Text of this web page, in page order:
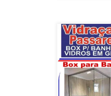
Vidraçaria
Janelas em
Varandas e
para Lojas ,
Varandas,